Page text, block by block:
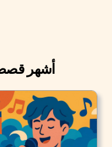
أشهر قصص